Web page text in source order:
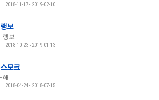
2018-11-17~2019-02-10
랭보
랭보
2018-10-23~2019-01-13
스모크
해
2018-04-24~2018-07-15